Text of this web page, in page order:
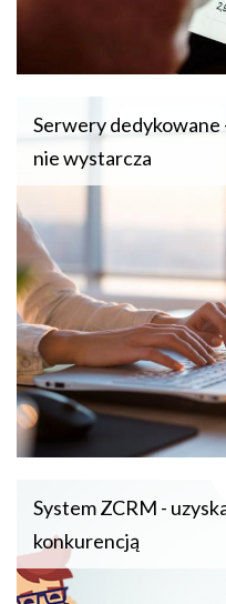
Serwery dedykowane
nie wystarcza
System ZCRM -
konkurencją